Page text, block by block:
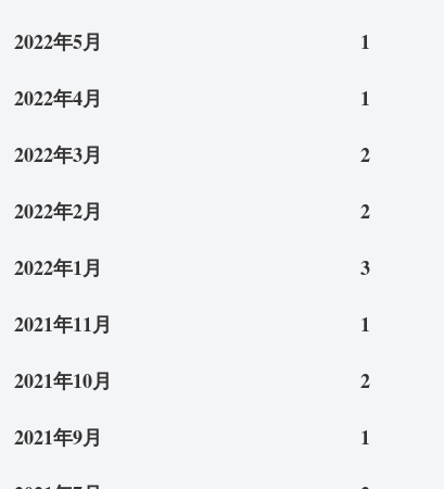
2022年5月
1
2022年4月
1
2022年3月
2
2022年2月
2
2022年1月
3
2021年11月
1
2021年10月
2
2021年9月
1